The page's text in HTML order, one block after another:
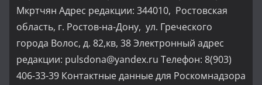
Мкртчян Адрес редакции: 344010, Ростовская
область, г. Ростов-на-Дону, ул. Греческого
города Волос, д. 82,кв, 38 Электронный адрес
редакции: pulsdona@yandex.ru Телефон: 8(903)
406-33-39 Контактные данные для Роскомнадзора